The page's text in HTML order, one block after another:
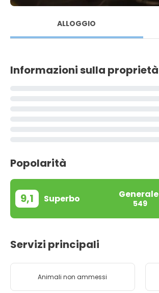
ALLOGGIO
Informazioni sulla proprietà
Popolarità
9,1 Superbo Generale
549
Servizi principali
Animali non ammessi